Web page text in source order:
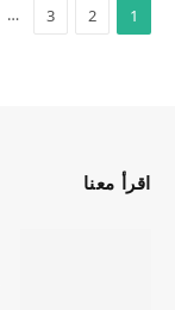
1
2
3
…
اقرأ معنا